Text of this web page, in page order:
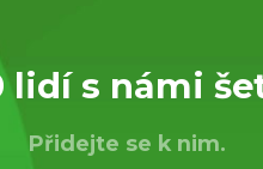
lidí s námi
Přidejte se k nim.